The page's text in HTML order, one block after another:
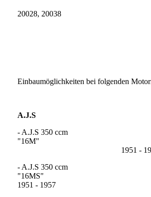
20028, 20038
Einbaumöglichkeiten bei folgenden
A.J.S
- A.J.S 350 ccm
1951 -
- A.J.S 350 ccm
1951 - 1957